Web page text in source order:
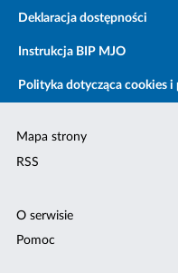
Deklaracja dostępności
Instrukcja BIP MJO
Polityka dotycząca cookies
Mapa strony
RSS
O serwisie
Pomoc